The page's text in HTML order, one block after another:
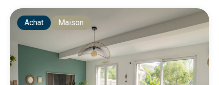
Achat Maison